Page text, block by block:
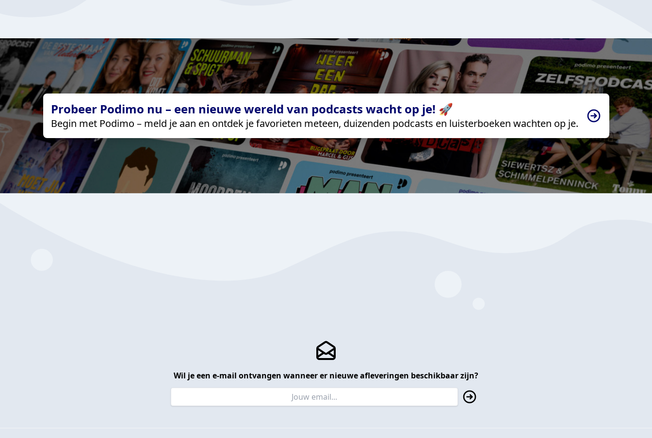
Probeer Podimo nu – een nieuwe wereld van podcasts wacht op je! 🚀
Begin met Podimo – meld je aan en ontdek je favorieten meteen, duizenden podcasts en luisterboeken wachten op je.
Wil je een e-mail ontvangen wanneer er nieuwe afleveringen beschikbaar zijn?